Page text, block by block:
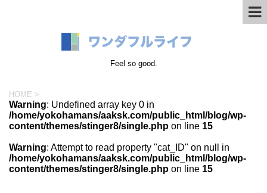
Feel so good.
HOME >
Warning: Undefined array key 0 in
/home/yokohamans/aaksk.com/public_html/blog/wp-
content/themes/stinger8/single.php on line 15
Warning: Attempt to read property "cat_ID" on null in
/home/yokohamans/aaksk.com/public_html/blog/wp-
content/themes/stinger8/single.php on line 15